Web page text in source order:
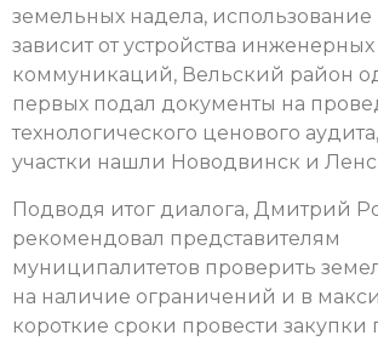
земельных надела, использование
зависит от устройства инженерных
коммуникаций, Вельский район
первых подал документы на
технологического ценового
участки нашли Новодвинск и
Подводя итог диалога, Дмитрий
рекомендовал представителям
муниципалитетов проверить
на наличие ограничений и в
короткие сроки провести закупки